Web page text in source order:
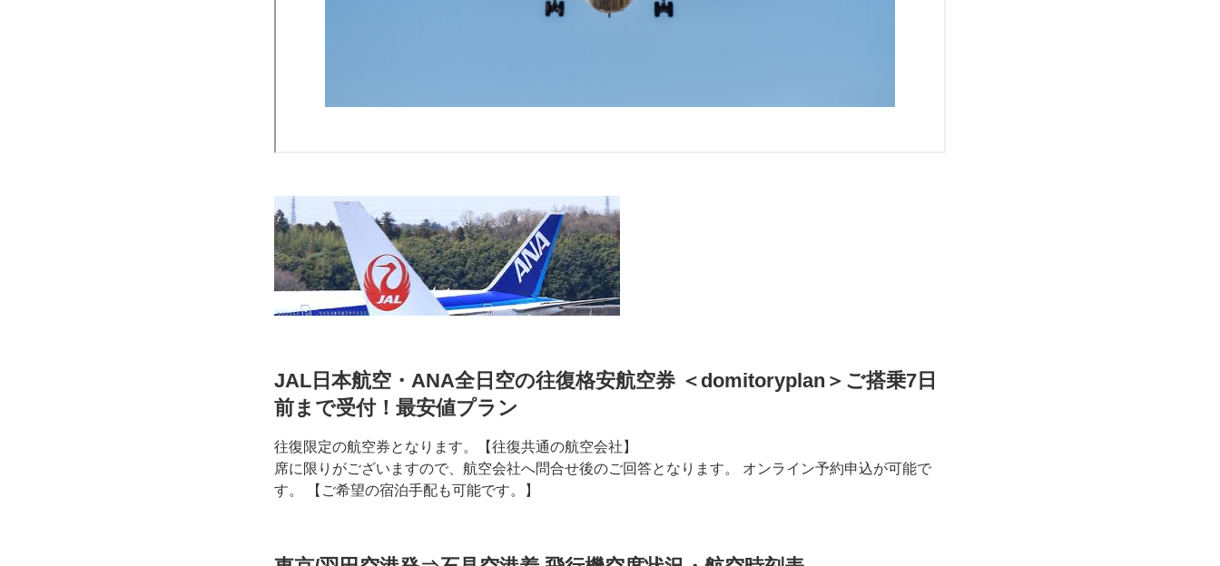
JAL日本航空・ANA全日空の往復格安航空券 ＜domitoryplan＞ご搭乗7日
前まで受付！最安値プラン
往復限定の航空券となります。【往復共通の航空会社】
席に限りがございますので、航空会社へ問合せ後のご回答となります。 オンライン予約申込が可能で
す。 【ご希望の宿泊手配も可能です。】